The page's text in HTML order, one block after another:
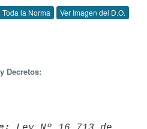
Toda la Norma Ver Imagen del D.O.
Decretos: